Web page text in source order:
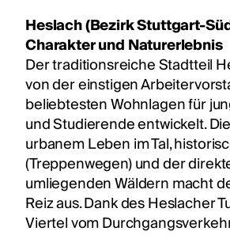
Heslach (Bezirk Stuttgart-
Charakter und Naturerlebnis
Der traditionsreiche Stadtteil
von der einstigen
beliebtesten Wohnlagen für
und Studierende entwickelt.
urbanem Leben im Tal,
(Treppenwegen) und der
umliegenden Wäldern macht
Reiz aus. Dank des Heslacher
Viertel vom